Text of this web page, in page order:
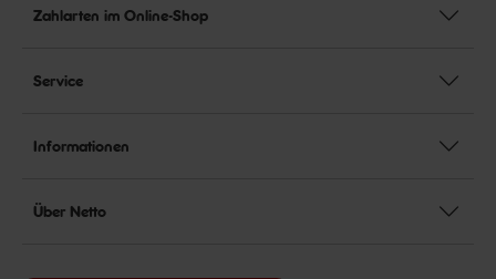
Zahlarten im Online-Shop
Service
Informationen
Über Netto